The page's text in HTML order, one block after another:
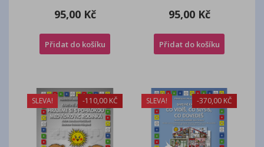
95,00 Kč
Přidat do košíku
95,00 Kč
Přidat do košíku
SLEVA! -110,00 KČ SLEVA! -370,00 KČ